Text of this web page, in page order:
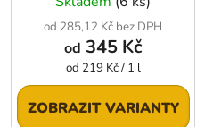
od 285,12 Kč bez DPH
od 345 Kč
Měrná
cena:
od 219 Kč / 1 l
ZOBRAZIT VARIANTY